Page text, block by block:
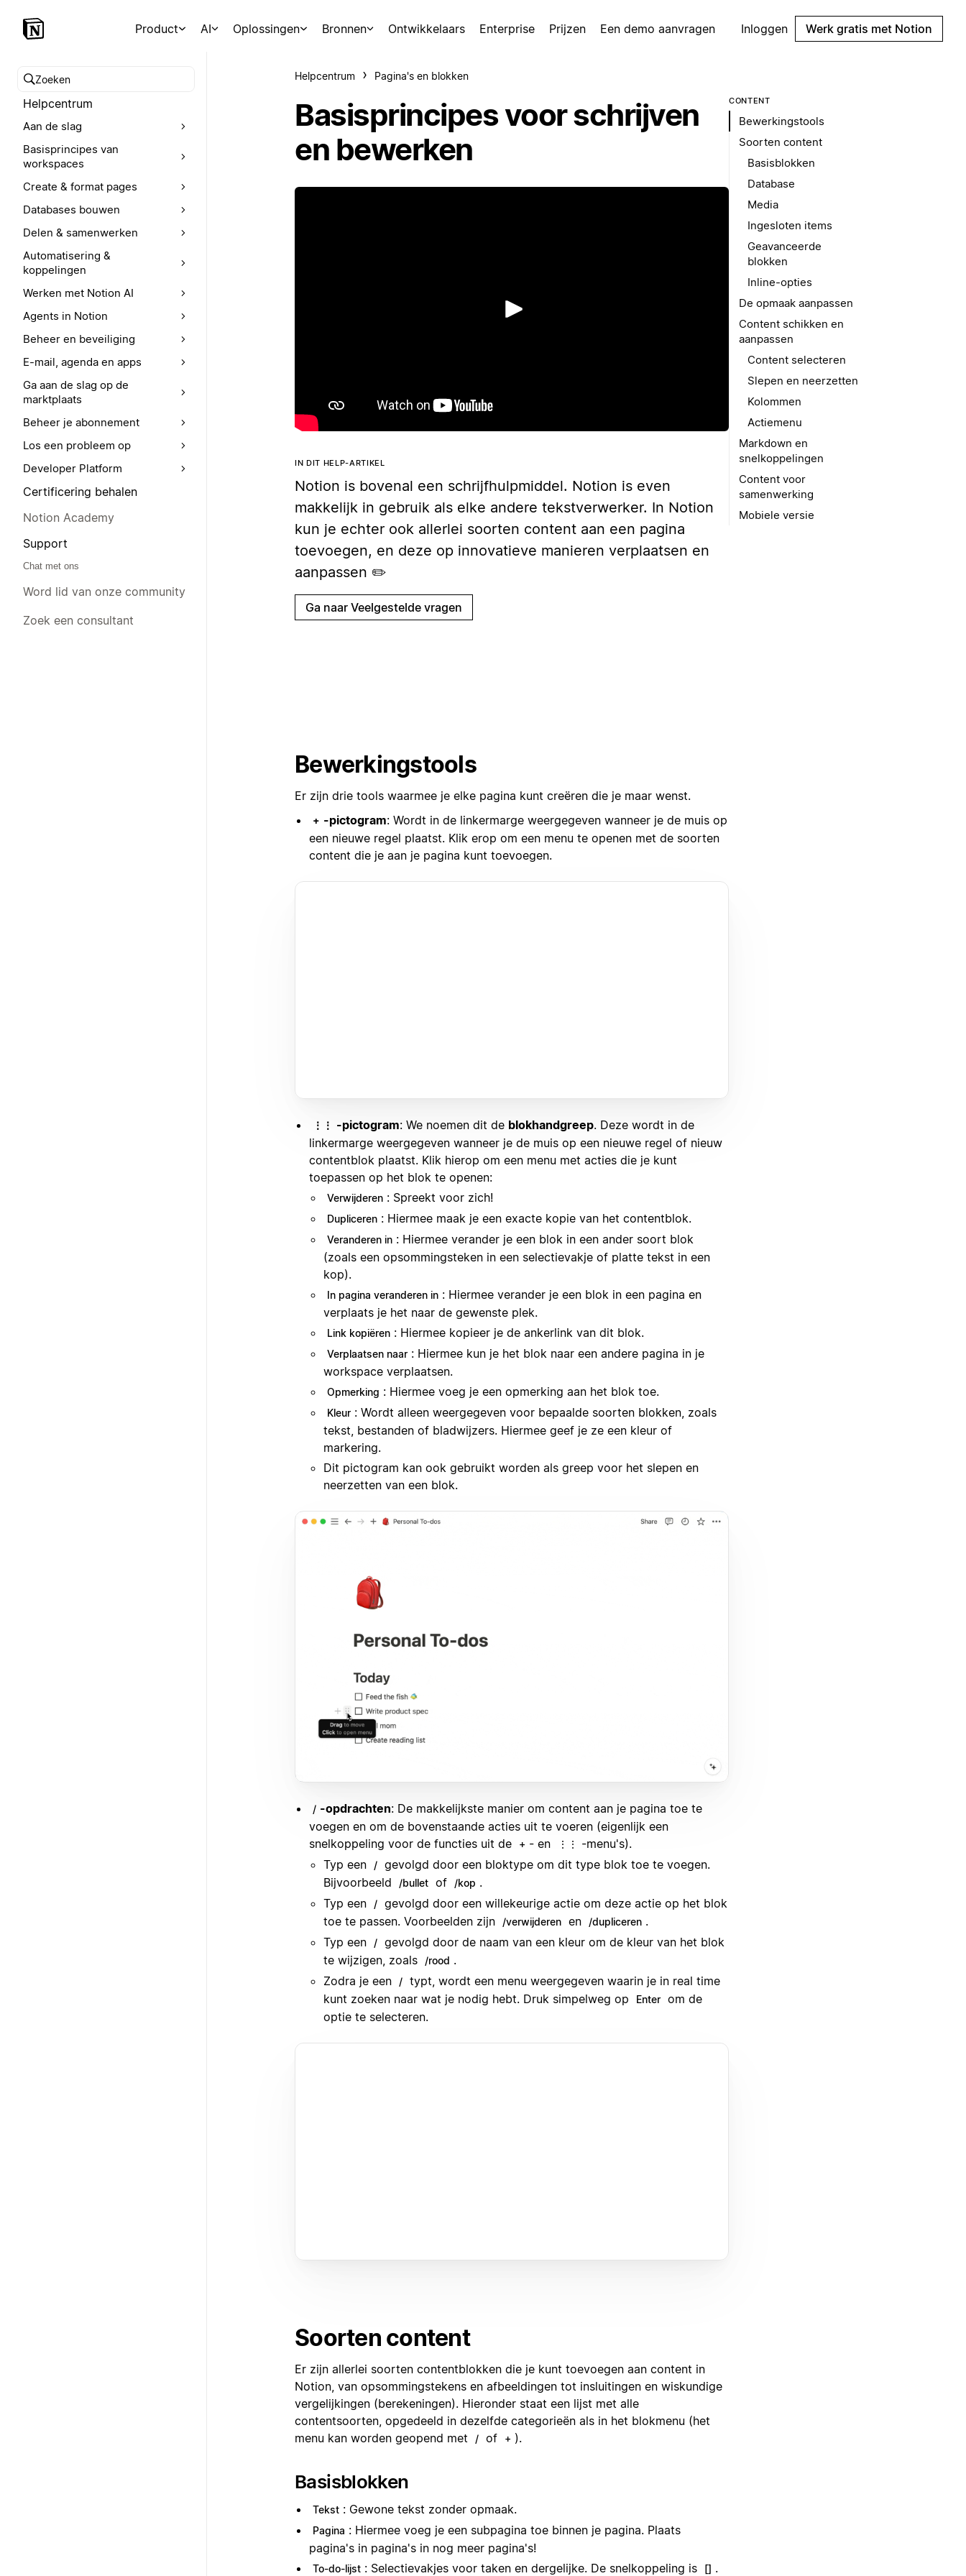
Product AI Oplossingen Bronnen Ontwikkelaars Enterprise Prijzen Een demo aanvragen Inloggen Werk gratis met Notion
Zoeken in het Helpcentrum
Helpcentrum
Aan de slag
Basisprincipes van
workspaces
Create & format pages
Databases bouwen
Delen & samenwerken
Automatisering &
koppelingen
Werken met Notion AI
Agents in Notion
Beheer en beveiliging
E-mail, agenda en apps
Ga aan de slag op de
marktplaats
Beheer je abonnement
Los een probleem op
Developer Platform
Certificering behalen
Notion Academy
Support
Chat met ons
Word lid van onze community
Zoek een consultant
Helpcentrum Pagina's en blokken
Basisprincipes voor schrijven
en bewerken
Afspelen
IN DIT HELP-ARTIKEL
Notion is bovenal een schrijfhulpmiddel. Notion is even
makkelijk in gebruik als elke andere tekstverwerker. In Notion
kun je echter ook allerlei soorten content aan een pagina
toevoegen, en deze op innovatieve manieren verplaatsen en
aanpassen ✏️
Ga naar Veelgestelde vragen
Bewerkingstools
Er zijn drie tools waarmee je elke pagina kunt creëren die je maar wenst.
+ -pictogram: Wordt in de linkermarge weergegeven wanneer je de muis op
een nieuwe regel plaatst. Klik erop om een menu te openen met de soorten
content die je aan je pagina kunt toevoegen.
⋮⋮ -pictogram: We noemen dit de blokhandgreep. Deze wordt in de
linkermarge weergegeven wanneer je de muis op een nieuwe regel of nieuw
contentblok plaatst. Klik hierop om een menu met acties die je kunt
toepassen op het blok te openen:
Verwijderen : Spreekt voor zich!
Dupliceren : Hiermee maak je een exacte kopie van het contentblok.
Veranderen in : Hiermee verander je een blok in een ander soort blok
(zoals een opsommingsteken in een selectievakje of platte tekst in een
kop).
In pagina veranderen in : Hiermee verander je een blok in een pagina en
verplaats je het naar de gewenste plek.
Link kopiëren : Hiermee kopieer je de ankerlink van dit blok.
Verplaatsen naar : Hiermee kun je het blok naar een andere pagina in je
workspace verplaatsen.
Opmerking : Hiermee voeg je een opmerking aan het blok toe.
Kleur : Wordt alleen weergegeven voor bepaalde soorten blokken, zoals
tekst, bestanden of bladwijzers. Hiermee geef je ze een kleur of
markering.
Dit pictogram kan ook gebruikt worden als greep voor het slepen en
neerzetten van een blok.
/ -opdrachten: De makkelijkste manier om content aan je pagina toe te
voegen en om de bovenstaande acties uit te voeren (eigenlijk een
snelkoppeling voor de functies uit de
+ - en ⋮⋮
-menu's).
Typ een
/ gevolgd door een bloktype om dit type blok toe te voegen.
Bijvoorbeeld
/bullet of /kop .
Typ een
/ gevolgd door een willekeurige actie om deze actie op het blok
toe te passen. Voorbeelden zijn
/verwijderen en /dupliceren .
Typ een
/ gevolgd door de naam van een kleur om de kleur van het blok
te wijzigen, zoals
/rood .
Zodra je een
/ typt, wordt een menu weergegeven waarin je in real time
kunt zoeken naar wat je nodig hebt. Druk simpelweg op
Enter om de
optie te selecteren.
Soorten content
Er zijn allerlei soorten contentblokken die je kunt toevoegen aan content in
Notion, van opsommingstekens en afbeeldingen tot insluitingen en wiskundige
vergelijkingen (berekeningen). Hieronder staat een lijst met alle
contentsoorten, opgedeeld in dezelfde categorieën als in het blokmenu (het
menu kan worden geopend met
/ of + ).
Basisblokken
Tekst : Gewone tekst zonder opmaak.
Pagina : Hiermee voeg je een subpagina toe binnen je pagina. Plaats
pagina's in pagina's in nog meer pagina's!
To-do-lijst : Selectievakjes voor taken en dergelijke. De snelkoppeling is [] .
CONTENT
Bewerkingstools
Soorten content
Basisblokken
Database
Media
Ingesloten items
Geavanceerde
blokken
Inline-opties
De opmaak aanpassen
Content schikken en
aanpassen
Content selecteren
Slepen en neerzetten
Kolommen
Actiemenu
Markdown en
snelkoppelingen
Content voor
samenwerking
Mobiele versie